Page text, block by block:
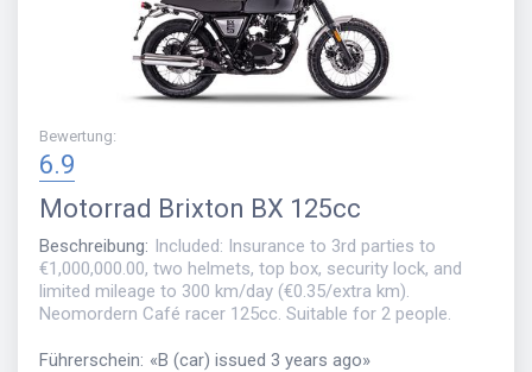
Bewertung:
6.9
Motorrad Brixton BX 125cc
Beschreibung: Included: Insurance to 3rd parties to
€1,000,000.00, two helmets, top box, security lock, and
limited mileage to 300 km/day (€0.35/extra km).
Neomordern Café racer 125cc. Suitable for 2 people.
Führerschein: «B (car) issued 3 years ago»